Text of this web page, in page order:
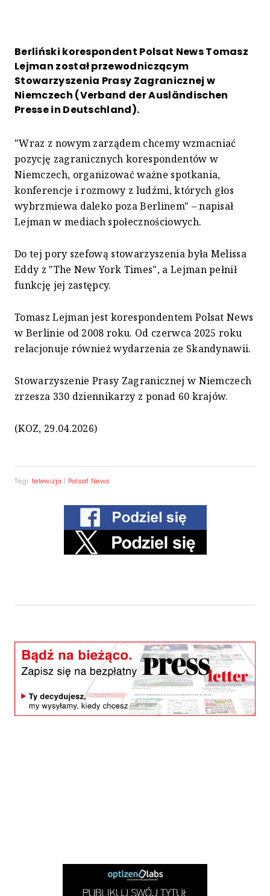
Berliński korespondent Polsat News Tomasz
Lejman został przewodniczącym
Stowarzyszenia Prasy Zagranicznej w
Niemczech (Verband der Ausländischen
Presse in Deutschland).
"Wraz z nowym zarządem chcemy wzmacniać
pozycję zagranicznych korespondentów w
Niemczech, organizować ważne spotkania,
konferencje i rozmowy z ludźmi, których głos
wybrzmiewa daleko poza Berlinem" – napisał
Lejman w mediach społecznościowych.
Do tej pory szefową stowarzyszenia była Melissa
Eddy z "The New York Times", a Lejman pełnił
funkcję jej zastępcy.
Tomasz Lejman jest korespondentem Polsat News
w Berlinie od 2008 roku. Od czerwca 2025 roku
relacjonuje również wydarzenia ze Skandynawii.
Stowarzyszenie Prasy Zagranicznej w Niemczech
zrzesza 330 dziennikarzy z ponad 60 krajów.
(KOZ, 29.04.2026)
Tagi: telewizja | Polsat News